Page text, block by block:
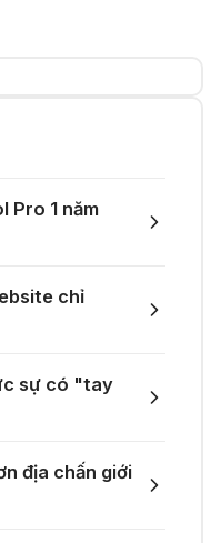
tổng hợp
hóa thông
Pro 1 năm
chỉ
sự có "tay
địa chấn giới